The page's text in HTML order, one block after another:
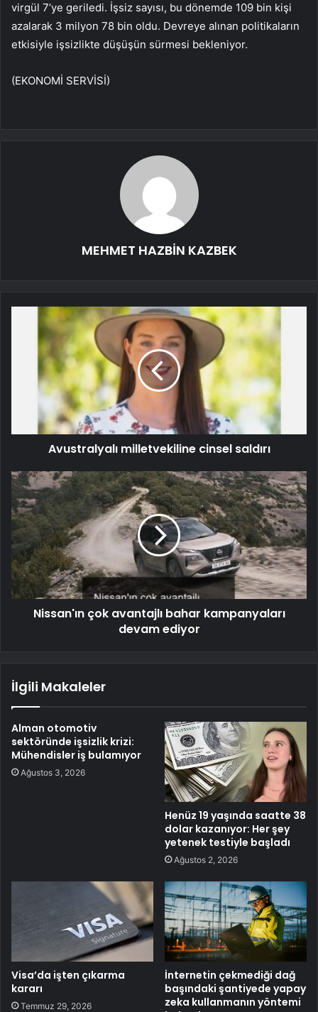
virgül 7’ye geriledi. İşsiz sayısı, bu dönemde 109 bin kişi
azalarak 3 milyon 78 bin oldu. Devreye alınan politikaların
etkisiyle işsizlikte düşüşün sürmesi bekleniyor.
(EKONOMİ SERVİSİ)
MEHMET HAZBİN KAZBEK
Avustralyalı milletvekiline cinsel saldırı
Nissan'ın çok avantajlı bahar kampanyaları
devam ediyor
İlgili Makaleler
Alman otomotiv
sektöründe işsizlik krizi:
Mühendisler iş bulamıyor
Ağustos 3, 2026
Henüz 19 yaşında saatte 38
dolar kazanıyor: Her şey
yetenek testiyle başladı
Ağustos 2, 2026
Visa’da işten çıkarma
kararı
Temmuz 29, 2026
İnternetin çekmediği dağ
başındaki şantiyede yapay
zeka kullanmanın yöntemi